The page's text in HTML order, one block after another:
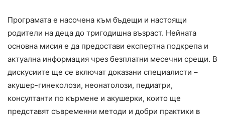
Програмата е насочена към бъдещи и настоящи
родители на деца до тригодишна възраст. Нейната
основна мисия е да предостави експертна подкрепа и
актуална информация чрез безплатни месечни срещи. В
дискусиите ще се включат доказани специалисти –
акушер-гинеколози, неонатолози, педиатри,
консултанти по кърмене и акушерки, които ще
представят съвременни методи и добри практики в